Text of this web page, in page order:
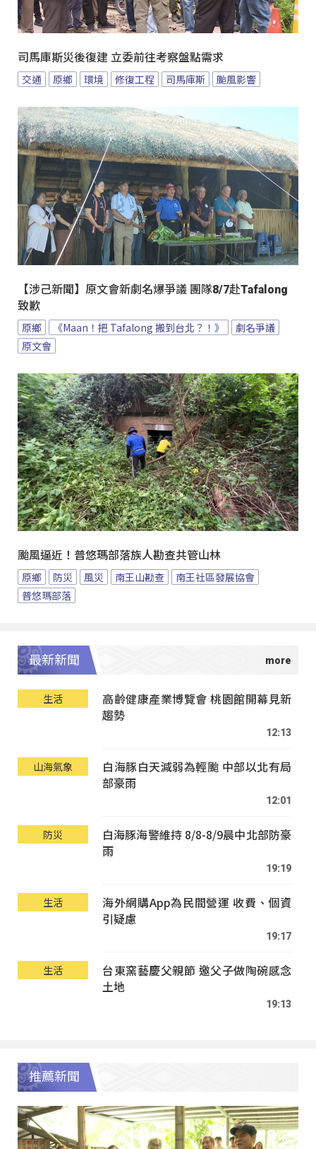
司馬庫斯災後復建 立委前往考察盤點需求
交通 原鄉 環境 修復工程 司馬庫斯 颱風影響
【涉己新聞】原文會新劇名爆爭議 團隊8/7赴Tafalong
致歉
原鄉 《Maan！把 Tafalong 搬到台北？！》
劇名爭議
原文會
颱風逼近！普悠瑪部落族人勘查共管山林
原鄉 防災 風災 南王山勘查
南王社區發展協會
普悠瑪部落
最新新聞
生活
高齡健康產業博覽會 桃園館開幕見新
趨勢
12:13
山海氣象
白海豚白天減弱為輕颱 中部以北有局
部豪雨
12:01
防災
白海豚海警維持 8/8-8/9晨中北部防豪
雨
19:19
生活
海外網購App為民間營運 收費、個資
引疑慮
19:17
生活
台東窯藝慶父親節 邀父子做陶碗感念
土地
19:13
推薦新聞